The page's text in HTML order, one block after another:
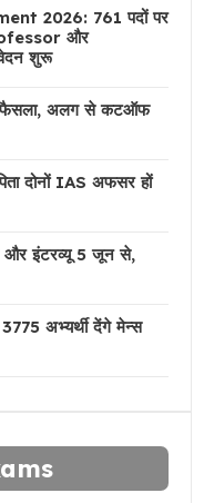
2026: 761 पदों पर
और
शुरू
फैसला, अलग से कटऑफ
दोनों IAS अफसर हों
और इंटरव्यू 5 जून से,
अभ्यर्थी देंगे मेन्स